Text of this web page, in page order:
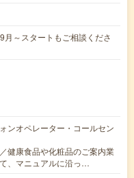
～スタートもご相談くださ
ンオペレーター・コールセン
健康食品や化粧品のご案内業
、マニュアルに沿っ…